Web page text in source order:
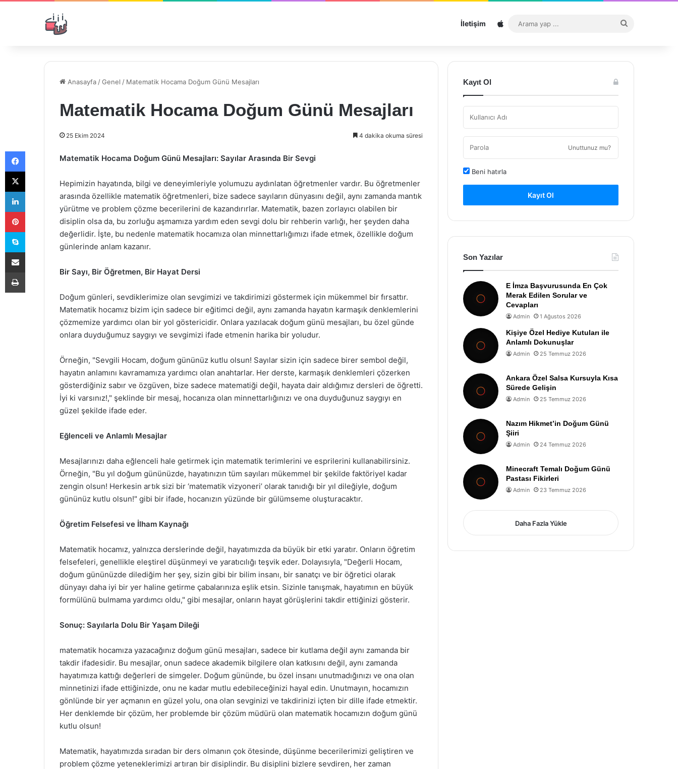
İletişim Sitemap
...
Anasayfa /Genel / Matematik Hocama Doğum Günü Mesajları
Matematik Hocama Doğum Günü Mesajları
25 Ekim 2024 4 dakika okuma süresi
Matematik Hocama Doğum Günü Mesajları: Sayılar Arasında Bir Sevgi
Hepimizin hayatında, bilgi ve deneyimleriyle yolumuzu aydınlatan öğretmenler vardır. Bu öğretmenler
arasında özellikle matematik öğretmenleri, bize sadece sayıların dünyasını değil, aynı zamanda mantık
yürütme ve problem çözme becerilerini de kazandırırlar. Matematik, bazen zorlayıcı olabilen bir
disiplin olsa da, bu zorluğu aşmamıza yardım eden sevgi dolu bir rehberin varlığı, her şeyden daha
değerlidir. İşte, bu nedenle matematik hocamıza olan minnettarlığımızı ifade etmek, özellikle doğum
günlerinde anlam kazanır.
Bir Sayı, Bir Öğretmen, Bir Hayat Dersi
Doğum günleri, sevdiklerimize olan sevgimizi ve takdirimizi göstermek için mükemmel bir fırsattır.
Matematik hocamız bizim için sadece bir eğitimci değil, aynı zamanda hayatın karmaşık denklemlerini
çözmemize yardımcı olan bir yol göstericidir. Onlara yazılacak doğum günü mesajları, bu özel günde
onlara duyduğumuz saygıyı ve sevgimizi ifade etmenin harika bir yoludur.
Örneğin, "Sevgili Hocam, doğum gününüz kutlu olsun! Sayılar sizin için sadece birer sembol değil,
hayatın anlamını kavramamıza yardımcı olan anahtarlar. Her derste, karmaşık denklemleri çözerken
gösterdiğiniz sabır ve özgüven, bize sadece matematiği değil, hayata dair aldığımız dersleri de öğretti.
İyi ki varsınız!," şeklinde bir mesaj, hocanıza olan minnettarlığınızı ve ona duyduğunuz saygıyı en
güzel şekilde ifade eder.
Eğlenceli ve Anlamlı Mesajlar
Mesajlarınızı daha eğlenceli hale getirmek için matematik terimlerini ve esprilerini kullanabilirsiniz.
Örneğin, "Bu yıl doğum gününüzde, hayatınızın tüm sayıları mükemmel bir şekilde faktöriyel kadar
zengin olsun! Herkesin artık sizi bir ‘matematik vizyoneri’ olarak tanıdığı bir yıl dileğiyle, doğum
gününüz kutlu olsun!" gibi bir ifade, hocanızın yüzünde bir gülümseme oluşturacaktır.
Öğretim Felsefesi ve İlham Kaynağı
Matematik hocamız, yalnızca derslerinde değil, hayatımızda da büyük bir etki yaratır. Onların öğretim
felsefeleri, genellikle eleştirel düşünmeyi ve yaratıcılığı teşvik eder. Dolayısıyla, "Değerli Hocam,
doğum gününüzde dilediğim her şey, sizin gibi bir bilim insanı, bir sanatçı ve bir öğretici olarak
dünyayı daha iyi bir yer haline getirme çabalarınıza eşlik etsin. Sizinle tanışmak, hayatımın en büyük
formülünü bulmama yardımcı oldu," gibi mesajlar, onların hayat görüşlerini takdir ettiğinizi gösterir.
Sonuç: Sayılarla Dolu Bir Yaşam Dileği
matematik hocamıza yazacağınız doğum günü mesajları, sadece bir kutlama değil aynı zamanda bir
takdir ifadesidir. Bu mesajlar, onun sadece akademik bilgilere olan katkısını değil, aynı zamanda
hayatımıza kattığı değerleri de simgeler. Doğum gününde, bu özel insanı unutmadığınızı ve ona olan
minnetinizi ifade ettiğinizde, onu ne kadar mutlu edebileceğinizi hayal edin. Unutmayın, hocamızın
gönlünde bir yer açmanın en güzel yolu, ona olan sevginizi ve takdirinizi içten bir dille ifade etmektir.
Her denklemde bir çözüm, her problemde bir çözüm müdürü olan matematik hocamızın doğum günü
kutlu olsun!
Matematik, hayatımızda sıradan bir ders olmanın çok ötesinde, düşünme becerilerimizi geliştiren ve
problem çözme yeteneklerimizi artıran bir disiplindir. Bu disiplini bizlere sevdiren, her zaman
Kayıt Ol
Unuttunuz mu?
Beni hatırla
Kayıt Ol
Son Yazılar
E İmza Başvurusunda En Çok
Merak Edilen Sorular ve
Cevapları
Admin 1 Ağustos 2026
Kişiye Özel Hediye Kutuları ile
Anlamlı Dokunuşlar
Admin 25 Temmuz 2026
Ankara Özel Salsa Kursuyla Kısa
Sürede Gelişin
Admin 25 Temmuz 2026
Nazım Hikmet’in Doğum Günü
Şiiri
Admin 24 Temmuz 2026
Minecraft Temalı Doğum Günü
Pastası Fikirleri
Admin 23 Temmuz 2026
Daha Fazla Yükle
Facebook
X
LinkedIn
Pinterest
Skype
E-Posta ile paylaş